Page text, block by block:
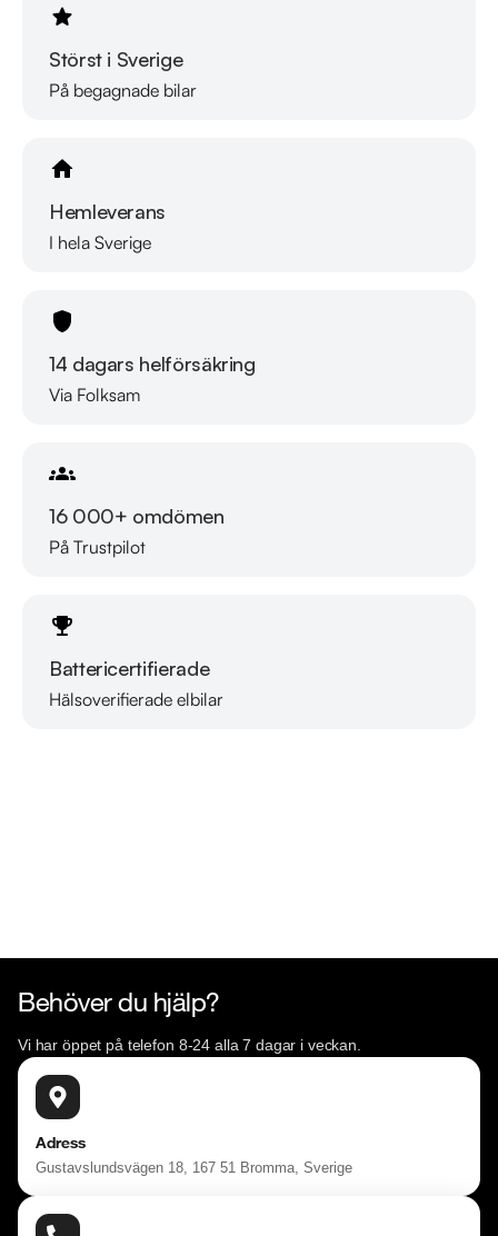
Störst i Sverige
På begagnade bilar
Hemleverans
I hela Sverige
14 dagars helförsäkring
Via Folksam
16 000+ omdömen
På Trustpilot
Battericertifierade
Hälsoverifierade elbilar
Läs mer om oss
Behöver du hjälp?
Vi har öppet på telefon 8-24 alla 7 dagar i veckan.
Adress
Gustavslundsvägen 18, 167 51 Bromma, Sverige